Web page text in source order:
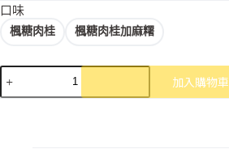
口味
楓糖肉桂 楓糖肉桂加麻糬
加入購物車